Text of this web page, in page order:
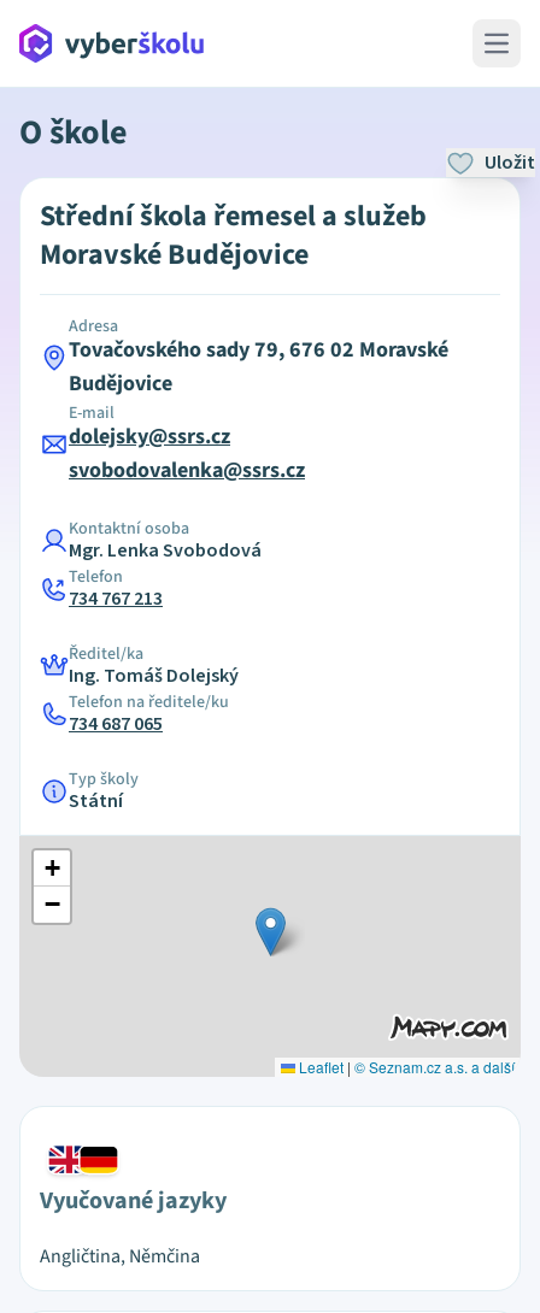
Open
O škole
Uložit
Střední škola řemesel a služeb
Moravské Budějovice
Adresa
Tovačovského sady 79, 676 02 Moravské
Budějovice
E-mail
dolejsky@ssrs.cz
svobodovalenka@ssrs.cz
Kontaktní osoba
Mgr. Lenka Svobodová
Telefon
734 767 213
Ředitel/ka
Ing. Tomáš Dolejský
Telefon na ředitele/ku
734 687 065
Typ školy
Státní
+
−
Leaflet | © Seznam.cz a.s. a další
Vyučované jazyky
Angličtina, Němčina